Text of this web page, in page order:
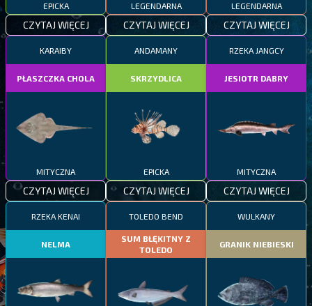
EPICKA
CZYTAJ WIĘCEJ
LEGENDARNA
CZYTAJ WIĘCEJ
LEGENDARNA
CZYTAJ WIĘCEJ
KARAIBY
PŁASZCZKA CHOLA
MITYCZNA
CZYTAJ WIĘCEJ
ANDAMANY
SKRZYDLICA
EPICKA
CZYTAJ WIĘCEJ
RZEKA JANGCY
JESIOTR DABRY
MITYCZNA
CZYTAJ WIĘCEJ
RZEKA KENAI
NELMA
TOLEDO BEND
SUM BŁĘKITNY Z
TOLEDO
WULKANY
GRANIK NIEBIESKI